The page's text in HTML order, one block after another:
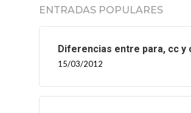
ENTRADAS POPULARES
Diferencias entre para, cc y
15/03/2012